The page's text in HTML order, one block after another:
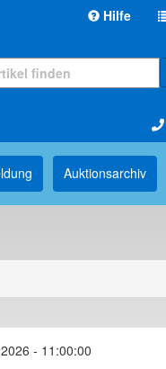
Hilfe
Auktions­archiv
- 11:00:00